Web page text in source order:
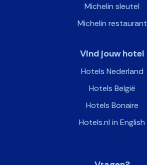
Michelin sleutel
Michelin restaurant
Vind jouw hotel
Hotels Nederland
Hotels België
Hotels Bonaire
Hotels.nl in English
>